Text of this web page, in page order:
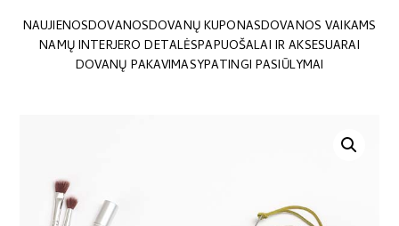
NAUJIENOSDOVANOSDOVANŲ KUPONASDOVANOS VAIKAMS
NAMŲ INTERJERO DETALĖSPAPUOŠALAI IR AKSESUARAI
DOVANŲ PAKAVIMASYPATINGI PASIŪLYMAI